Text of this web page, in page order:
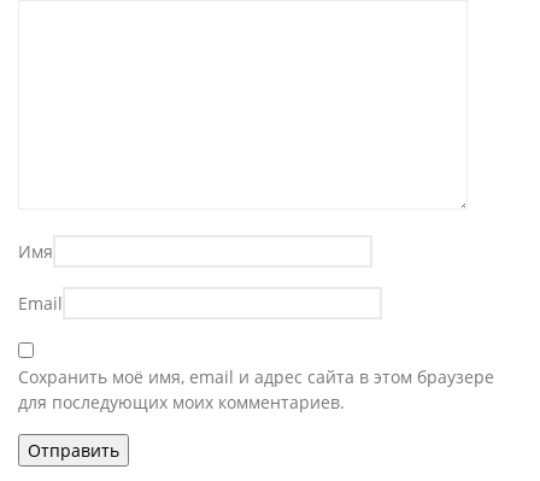
Имя
Email
Сохранить моё имя, email и адрес сайта в этом браузере
для последующих моих комментариев.